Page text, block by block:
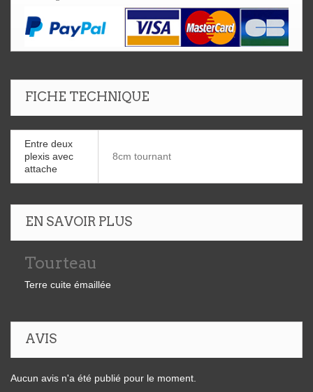
FICHE TECHNIQUE
Entre deux
plexis avec
attache
8cm tournant
EN SAVOIR PLUS
Tourteau
Terre cuite émaillée
AVIS
Aucun avis n'a été publié pour le moment.